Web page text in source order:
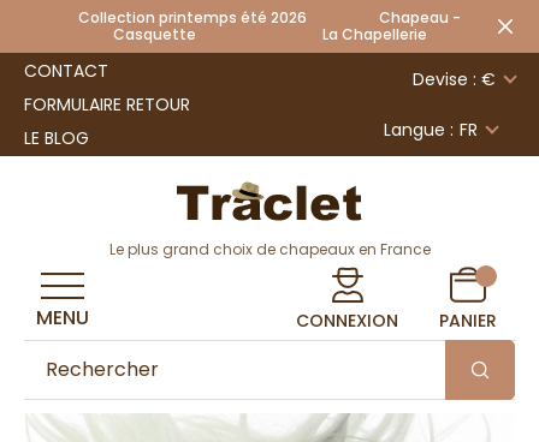
Collection printemps été 2026 Chapeau -
Casquette La Chapellerie
CONTACT
FORMULAIRE RETOUR
LE BLOG
Devise : €
Langue : FR
Le plus grand choix de chapeaux en France
CONNEXION PANIER
MENU